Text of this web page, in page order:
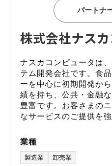
パートナ
株式会社ナス
ナスカコンピュータは
テム開発会社です。食
ーを中心に初期開発か
績を持ち、公共・金融
豊富です。お客さまの
なサービスのご提供を
業種
製造業 卸売業